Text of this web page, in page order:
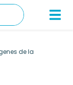
de la